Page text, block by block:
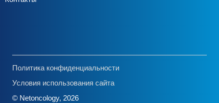
Политика конфиденциальности
Условия использования сайта
© Netoncology, 2026